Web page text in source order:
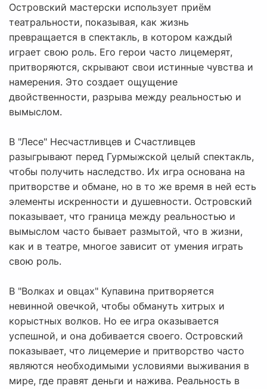
Островский мастерски использует приём
театральности, показывая, как жизнь
превращается в спектакль, в котором каждый
играет свою роль. Его герои часто лицемерят,
притворяются, скрывают свои истинные чувства и
намерения. Это создает ощущение
двойственности, разрыва между реальностью и
вымыслом.
В "Лесе" Несчастливцев и Счастливцев
разыгрывают перед Гурмыжской целый спектакль,
чтобы получить наследство. Их игра основана на
притворстве и обмане, но в то же время в ней есть
элементы искренности и душевности. Островский
показывает, что граница между реальностью и
вымыслом часто бывает размытой, что в жизни,
как и в театре, многое зависит от умения играть
свою роль.
В "Волках и овцах" Купавина притворяется
невинной овечкой, чтобы обмануть хитрых и
корыстных волков. Но ее игра оказывается
успешной, и она добивается своего. Островский
показывает, что лицемерие и притворство часто
являются необходимыми условиями выживания в
мире, где правят деньги и нажива. Реальность в